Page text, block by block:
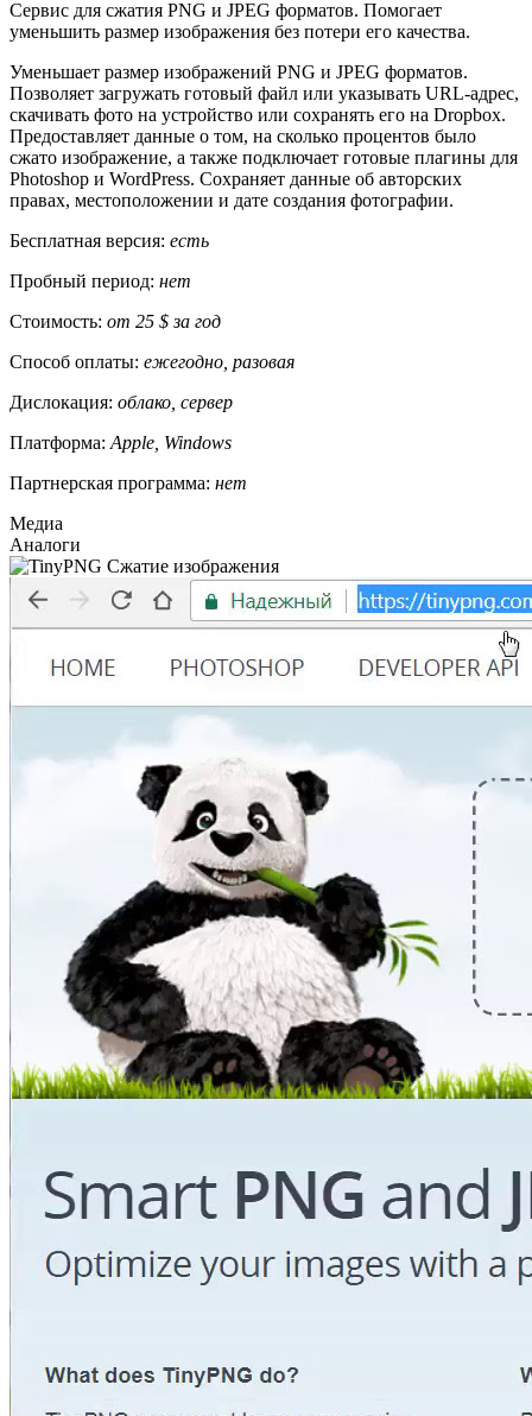
Сервис для сжатия PNG и JPEG форматов. Помогает
уменьшить размер изображения без потери его качества.
Уменьшает размер изображений PNG и JPEG форматов.
Позволяет загружать готовый файл или указывать URL-адрес,
скачивать фото на устройство или сохранять его на Dropbox.
Предоставляет данные о том, на сколько процентов было
сжато изображение, а также подключает готовые плагины для
Photoshop и WordPress. Сохраняет данные об авторских
правах, местоположении и дате создания фотографии.
Бесплатная версия: есть
Пробный период: нет
Стоимость: от 25 $ за год
Способ оплаты: ежегодно, разовая
Дислокация: облако, сервер
Платформа: Apple, Windows
Партнерская программа: нет
Медиа
Аналоги